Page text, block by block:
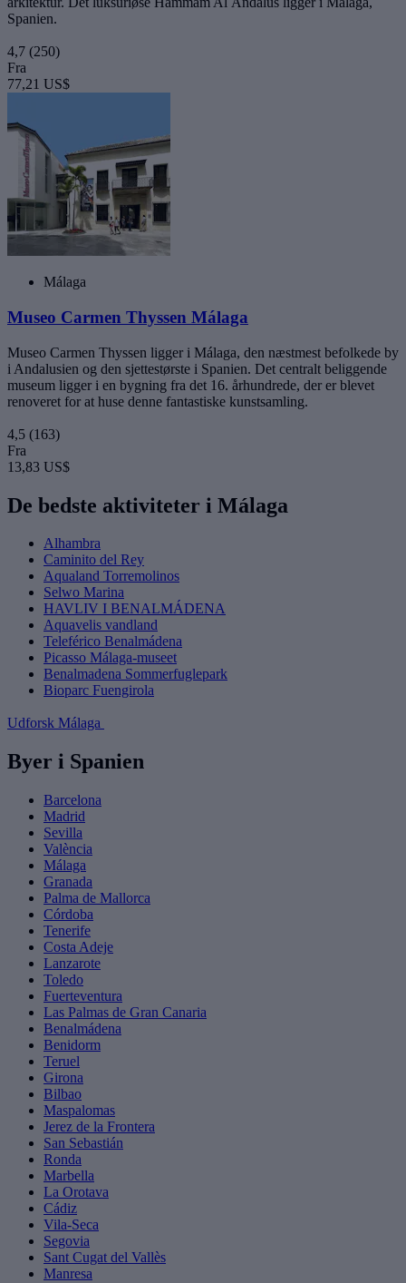
Spanien.
4,7 (250)
Fra
77,21 US$
Málaga
Museo Carmen Thyssen Málaga
Museo Carmen Thyssen ligger i Málaga, den næstmest befolkede by
i Andalusien og den sjettestørste i Spanien. Det centralt beliggende
museum ligger i en bygning fra det 16. århundrede, der er blevet
renoveret for at huse denne fantastiske kunstsamling.
4,5 (163)
Fra
13,83 US$
De bedste aktiviteter i Málaga
Alhambra
Caminito del Rey
Aqualand Torremolinos
Selwo Marina
HAVLIV I BENALMÁDENA
Aquavelis vandland
Teleférico Benalmádena
Picasso Málaga-museet
Benalmadena Sommerfuglepark
Bioparc Fuengirola
Udforsk Málaga
Byer i Spanien
Barcelona
Madrid
Sevilla
València
Málaga
Granada
Palma de Mallorca
Córdoba
Tenerife
Costa Adeje
Lanzarote
Toledo
Fuerteventura
Las Palmas de Gran Canaria
Benalmádena
Benidorm
Teruel
Girona
Bilbao
Maspalomas
Jerez de la Frontera
San Sebastián
Ronda
Marbella
La Orotava
Cádiz
Vila-Seca
Segovia
Sant Cugat del Vallès
Manresa